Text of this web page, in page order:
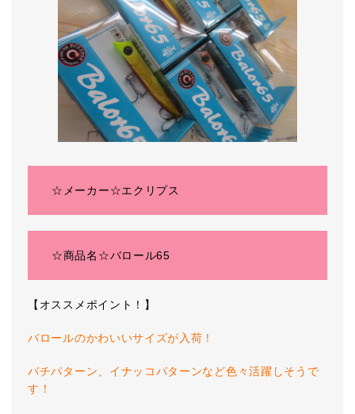
☆メーカー☆エクリプス
☆商品名☆バロール65
【オススメポイント！】
バロールのかわいいサイズが入荷！
バチパターン、イナッコパターンなど色々活躍しそうで
す！